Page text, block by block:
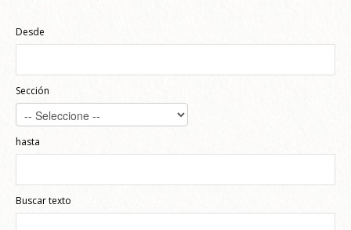
Desde
Sección
hasta
Buscar texto